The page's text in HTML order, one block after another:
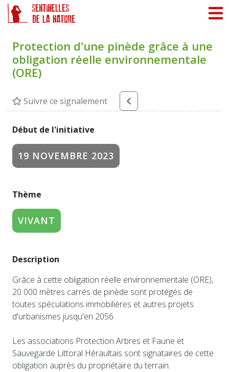
Protection d'une pinède grâce à une
obligation réelle environnementale
(ORE)
Suivre ce signalement
Début de l'initiative
19 NOVEMBRE 2023
Thème
VIVANT
Description
Grâce à cette obligation réelle environnementale (ORE),
20 000 mètres carrés de pinède sont protégés de
toutes spéculations immobilières et autres projets
d'urbanismes jusqu'en 2056.
Les associations Protection Arbres et Faune et
Sauvegarde Littoral Héraultais sont signataires de cette
obligation auprès du propriétaire du terrain.
Panneau de gestion des cookies